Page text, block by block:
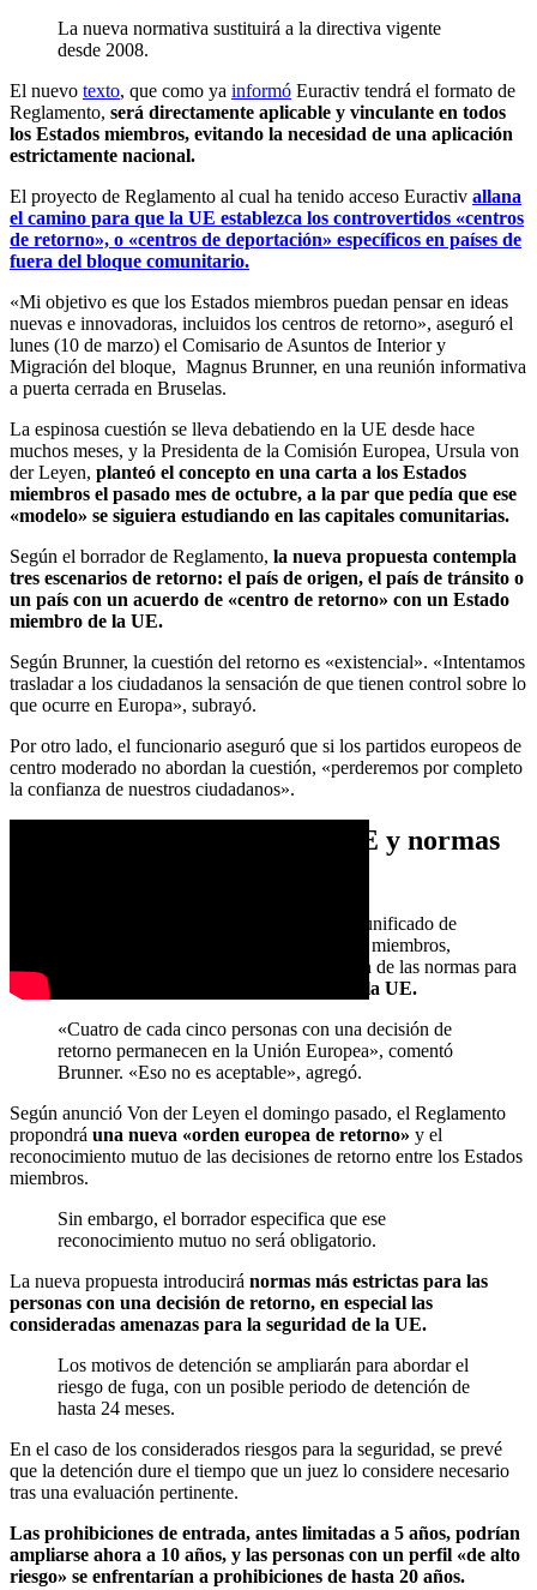
La nueva normativa sustituirá a la directiva vigente
desde 2008.
El nuevo texto, que como ya informó Euractiv tendrá el formato de
Reglamento, será directamente aplicable y vinculante en todos
los Estados miembros, evitando la necesidad de una aplicación
estrictamente nacional.
El proyecto de Reglamento al cual ha tenido acceso Euractiv allana
el camino para que la UE establezca los controvertidos «centros
de retorno», o «centros de deportación» específicos en países de
fuera del bloque comunitario.
«Mi objetivo es que los Estados miembros puedan pensar en ideas
nuevas e innovadoras, incluidos los centros de retorno», aseguró el
lunes (10 de marzo) el Comisario de Asuntos de Interior y
Migración del bloque, Magnus Brunner, en una reunión informativa
a puerta cerrada en Bruselas.
La espinosa cuestión se lleva debatiendo en la UE desde hace
muchos meses, y la Presidenta de la Comisión Europea, Ursula von
der Leyen, planteó el concepto en una carta a los Estados
miembros el pasado mes de octubre, a la par que pedía que ese
«modelo» se siguiera estudiando en las capitales comunitarias.
Según el borrador de Reglamento, la nueva propuesta contempla
tres escenarios de retorno: el país de origen, el país de tránsito o
un país con un acuerdo de «centro de retorno» con un Estado
miembro de la UE.
Según Brunner, la cuestión del retorno es «existencial». «Intentamos
trasladar a los ciudadanos la sensación de que tienen control sobre lo
que ocurre en Europa», subrayó.
Por otro lado, el funcionario aseguró que si los partidos europeos de
centro moderado no abordan la cuestión, «perderemos por completo
la confianza de nuestros ciudadanos».
Un sistema unificado de la UE y normas
Las nuevas normas apuntan a crear un sistema unificado de
devolución de inmigrantes en todos los Estados miembros,
abordando las incoherencias en la interpretación de las normas para
hacer frente
a los bajos índices de retorno en la UE.
«Cuatro de cada cinco personas con una decisión de
retorno permanecen en la Unión Europea», comentó
Brunner. «Eso no es aceptable», agregó.
Según anunció Von der Leyen el domingo pasado, el Reglamento
propondrá una nueva «orden europea de retorno» y el
reconocimiento mutuo de las decisiones de retorno entre los Estados
miembros.
Sin embargo, el borrador especifica que ese
reconocimiento mutuo no será obligatorio.
La nueva propuesta introducirá normas más estrictas para las
personas con una decisión de retorno, en especial las
consideradas amenazas para la seguridad de la UE.
Los motivos de detención se ampliarán para abordar el
riesgo de fuga, con un posible periodo de detención de
hasta 24 meses.
En el caso de los considerados riesgos para la seguridad, se prevé
que la detención dure el tiempo que un juez lo considere necesario
tras una evaluación pertinente.
Las prohibiciones de entrada, antes limitadas a 5 años, podrían
ampliarse ahora a 10 años, y las personas con un perfil «de alto
riesgo» se enfrentarían a prohibiciones de hasta 20 años.